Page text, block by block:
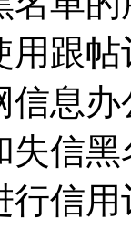
用跟
信息
失信
行信用